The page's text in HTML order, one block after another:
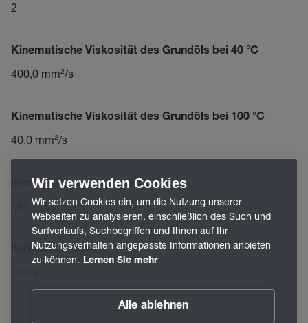
2
Kinematische Viskosität des Grundöls bei 40 °C
400,0 mm²/s
Kinematische Viskosität des Grundöls bei 100 °C
40,0 mm²/s
Einsatztemperaturbereich
-30 – 160 °C
Farbe/Aussehen
Wir verwenden Cookies
Wir setzen Cookies ein, um die Nutzung unserer
Webseiten zu analysieren, einschließlich des Such und
Surfverlaufs, Suchbegriffen und Ihnen auf Ihr
Nutzungsverhalten angepasste Informationen anbieten
zu können. Lernen Sie mehr
Alle ablehnen